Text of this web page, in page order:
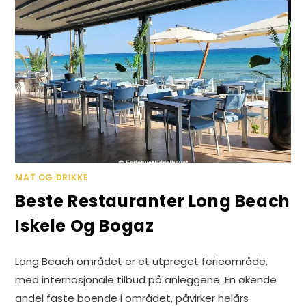
MAT OG DRIKKE
Beste Restauranter Long Beach
Iskele Og Bogaz
Long Beach området er et utpreget ferieområde,
med internasjonale tilbud på anleggene. En økende
andel faste boende i området, påvirker helårs